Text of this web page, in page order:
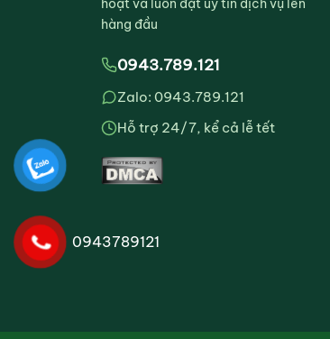
hoạt và luôn đặt uy tín dịch vụ lên
hàng đầu
0943.789.121
Zalo: 0943.789.121
Hỗ trợ 24/7, kể cả lễ tết
0943789121